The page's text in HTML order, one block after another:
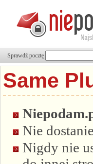
Sprawdź pocztę
Same
Nie
Nigdy nie